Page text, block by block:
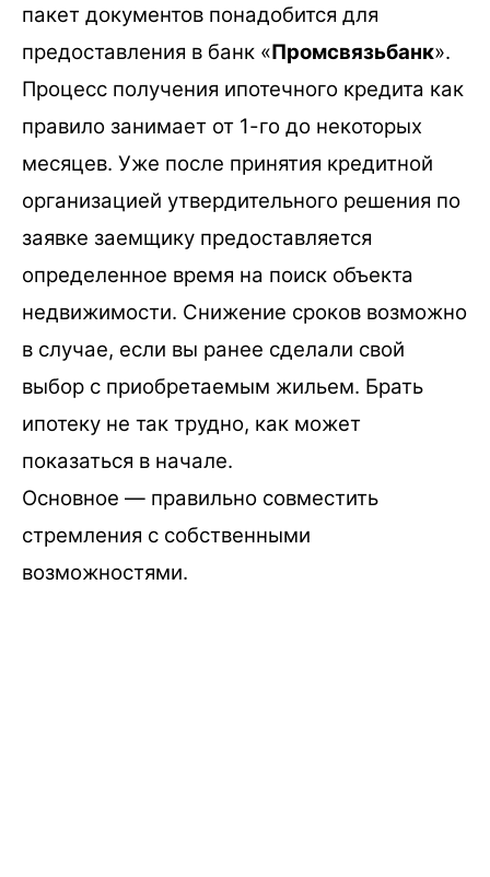
пакет документов понадобится для
предоставления в банк «Промсвязьбанк».
Процесс получения ипотечного кредита как
правило занимает от 1-го до некоторых
месяцев. Уже после принятия кредитной
организацией утвердительного решения по
заявке заемщику предоставляется
определенное время на поиск объекта
недвижимости. Снижение сроков возможно
в случае, если вы ранее сделали свой
выбор с приобретаемым жильем. Брать
ипотеку не так трудно, как может
показаться в начале.
Основное — правильно совместить
стремления с собственными
возможностями.